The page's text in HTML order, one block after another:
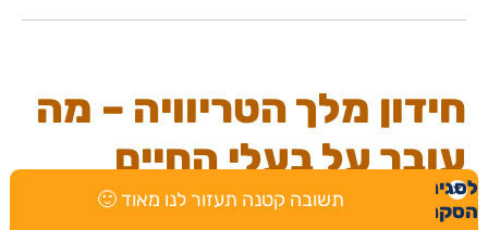
חידון מלך הטריוויה – מה
עובר על בעלי החיים
פעולה הכוללת חידה בלשית ומשחק "מלך הטריוויה" כולל
תשובה קטנה תעזור לנו מאוד 🙂
לסגירת
הסקר